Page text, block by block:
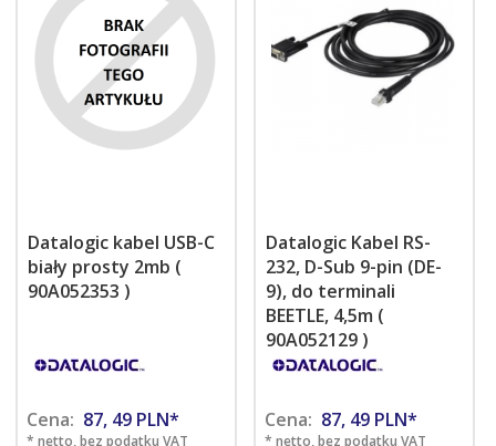
Datalogic kabel USB-C
biały prosty 2mb (
90A052353 )
Cena: 87, 49 PLN*
* netto, bez podatku VAT
Datalogic Kabel RS-
232, D-Sub 9-pin (DE-
9), do terminali
BEETLE, 4,5m (
90A052129 )
Cena: 87, 49 PLN*
* netto, bez podatku VAT